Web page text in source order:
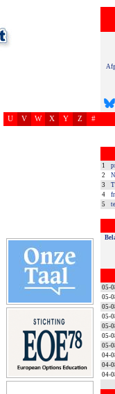
U V W X Y Z #
1
2
3
4
5
05-
05-
05-
05-
05-
05-
05-
04-
04-
04-